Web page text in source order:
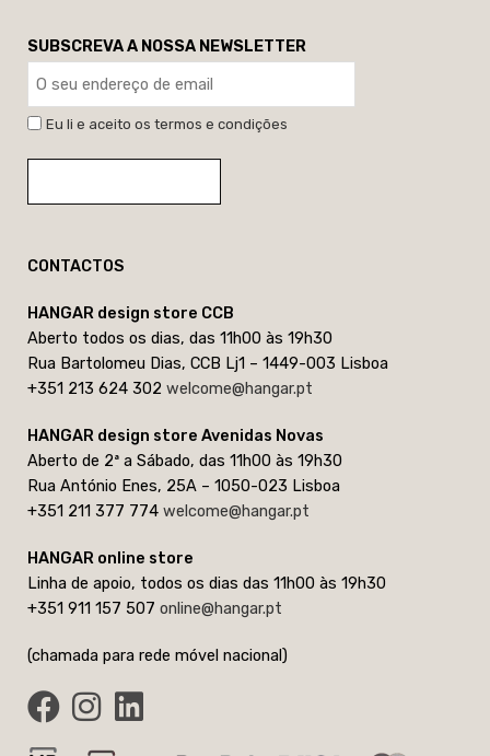
SUBSCREVA A NOSSA NEWSLETTER
Eu li e aceito os termos e condições
CONTACTOS
HANGAR design store CCB
Aberto todos os dias, das 11h00 às 19h30
Rua Bartolomeu Dias, CCB Lj1 – 1449-003 Lisboa
+351 213 624 302 welcome@hangar.pt
HANGAR design store Avenidas Novas
Aberto de 2ª a Sábado, das 11h00 às 19h30
Rua António Enes, 25A – 1050-023 Lisboa
+351 211 377 774 welcome@hangar.pt
HANGAR online store
Linha de apoio, todos os dias das 11h00 às 19h30
+351 911 157 507 online@hangar.pt
(chamada para rede móvel nacional)